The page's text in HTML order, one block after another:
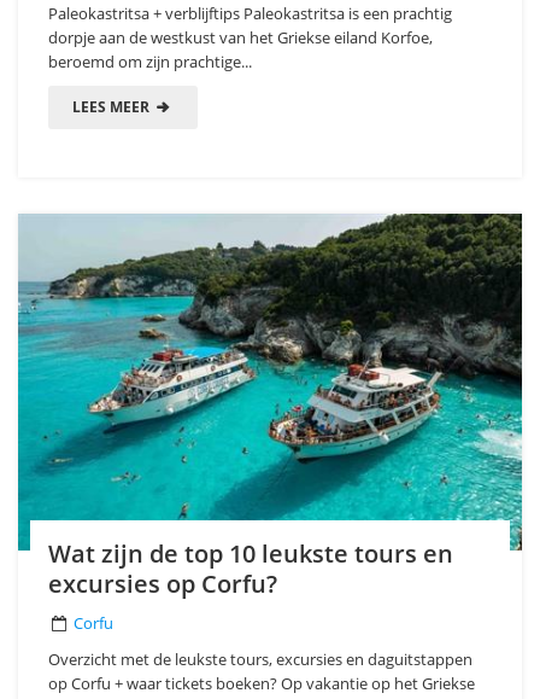
Paleokastritsa + verblijftips Paleokastritsa is een prachtig
dorpje aan de westkust van het Griekse eiland Korfoe,
beroemd om zijn prachtige...
LEES MEER
Wat zijn de top 10 leukste tours en
excursies op Corfu?
Corfu
Overzicht met de leukste tours, excursies en daguitstappen
op Corfu + waar tickets boeken? Op vakantie op het Griekse